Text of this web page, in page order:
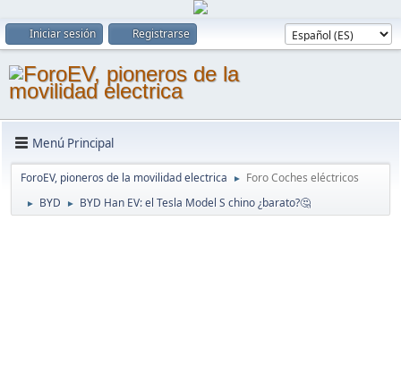
Iniciar sesión Registrarse
Menú Principal
ForoEV, pioneros de la movilidad electrica ► Foro Coches eléctricos
► BYD ► BYD Han EV: el Tesla Model S chino ¿barato?🤔